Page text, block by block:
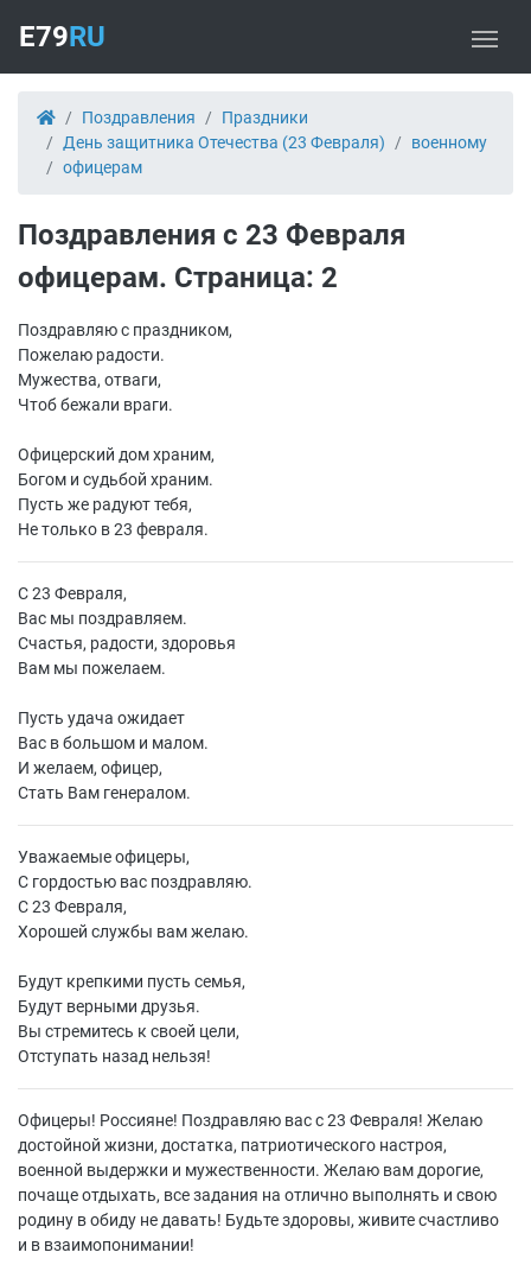
E79RU
Поздравления
Праздники
День защитника Отечества (23 Февраля)
военному
офицерам
Поздравления с 23 Февраля
офицерам. Страница: 2
Поздравляю с праздником,
Пожелаю радости.
Мужества, отваги,
Чтоб бежали враги.
Офицерский дом храним,
Богом и судьбой храним.
Пусть же радуют тебя,
Не только в 23 февраля.
С 23 Февраля,
Вас мы поздравляем.
Счастья, радости, здоровья
Вам мы пожелаем.
Пусть удача ожидает
Вас в большом и малом.
И желаем, офицер,
Стать Вам генералом.
Уважаемые офицеры,
С гордостью вас поздравляю.
С 23 Февраля,
Хорошей службы вам желаю.
Будут крепкими пусть семья,
Будут верными друзья.
Вы стремитесь к своей цели,
Отступать назад нельзя!
Офицеры! Россияне! Поздравляю вас с 23 Февраля! Желаю
достойной жизни, достатка, патриотического настроя,
военной выдержки и мужественности. Желаю вам дорогие,
почаще отдыхать, все задания на отлично выполнять и свою
родину в обиду не давать! Будьте здоровы, живите счастливо
и в взаимопонимании!